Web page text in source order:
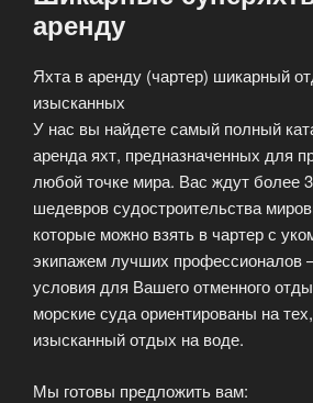
аренду
Яхта в аренду (чартер) шикарный
изысканных
У нас вы найдете самый полный
аренда яхт, предназначенных для
любой точке мира. Вас ждут более
шедевров судостроительства
которые можно взять в чартер с
экипажем лучших профессионалов
условия для Вашего отменного
морские суда ориентированы на
изысканный отдых на воде.
Мы готовы предложить вам: